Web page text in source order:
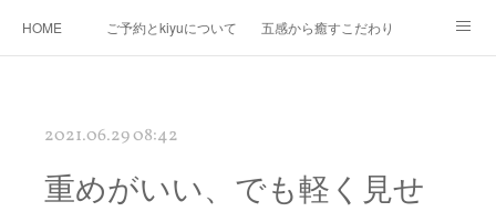
HOME ご予約とkiyuについて 五感から癒すこだわり
2021.06.29 08:42
重めがいい、でも軽く見せ